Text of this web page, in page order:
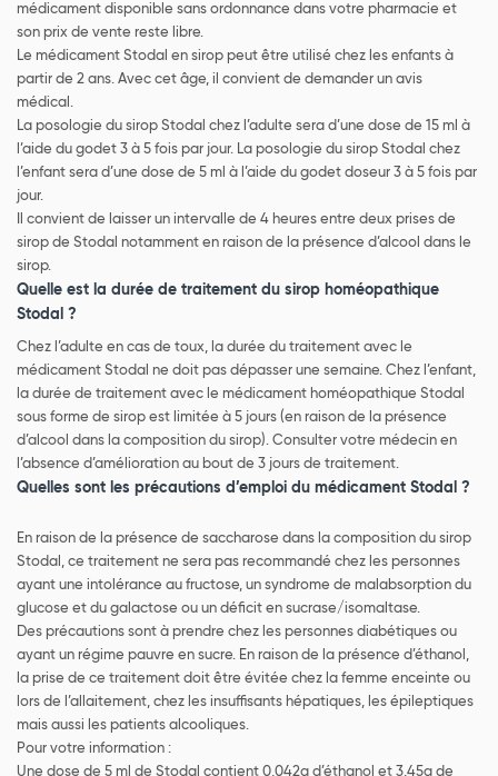
médicament disponible sans ordonnance dans votre pharmacie et
son prix de vente reste libre.
Le médicament Stodal en sirop peut être utilisé chez les enfants à
partir de 2 ans. Avec cet âge, il convient de demander un avis
médical.
La posologie du sirop Stodal chez l’adulte sera d’une dose de 15 ml à
l’aide du godet 3 à 5 fois par jour. La posologie du sirop Stodal chez
l’enfant sera d’une dose de 5 ml à l’aide du godet doseur 3 à 5 fois par
jour.
Il convient de laisser un intervalle de 4 heures entre deux prises de
sirop de Stodal notamment en raison de la présence d’alcool dans le
sirop.
Quelle est la durée de traitement du sirop homéopathique
Stodal ?
Chez l’adulte en cas de toux, la durée du traitement avec le
médicament Stodal ne doit pas dépasser une semaine. Chez l’enfant,
la durée de traitement avec le médicament homéopathique Stodal
sous forme de sirop est limitée à 5 jours (en raison de la présence
d’alcool dans la composition du sirop). Consulter votre médecin en
l’absence d’amélioration au bout de 3 jours de traitement.
Quelles sont les précautions d’emploi du médicament Stodal ?
En raison de la présence de saccharose dans la composition du sirop
Stodal, ce traitement ne sera pas recommandé chez les personnes
ayant une intolérance au fructose, un syndrome de malabsorption du
glucose et du galactose ou un déficit en sucrase/isomaltase.
Des précautions sont à prendre chez les personnes diabétiques ou
ayant un régime pauvre en sucre. En raison de la présence d’éthanol,
la prise de ce traitement doit être évitée chez la femme enceinte ou
lors de l’allaitement, chez les insuffisants hépatiques, les épileptiques
mais aussi les patients alcooliques.
Pour votre information :
Une dose de 5 ml de Stodal contient 0,042g d’éthanol et 3,45g de